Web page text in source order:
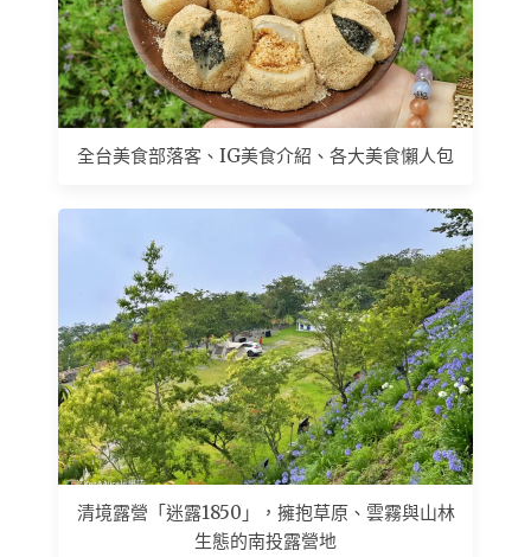
全台美食部落客、IG美食介紹、各大美食懶人包
清境露營「迷露1850」，擁抱草原、雲霧與山林
生態的南投露營地